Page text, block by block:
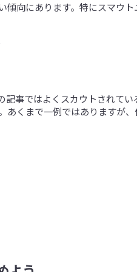
傾向にあります。特にスマウト
事ではよくスカウトされてい
あくまで一例ではありますが